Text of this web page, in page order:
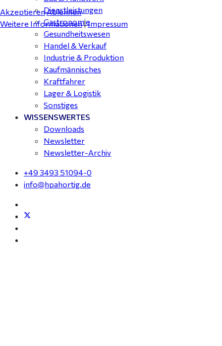
Dienstleistungen
Gastronomie
Gesundheitswesen
Handel & Verkauf
Industrie & Produktion
Kaufmännisches
Kraftfahrer
Lager & Logistik
Sonstiges
WISSENSWERTES
Downloads
Newsletter
Newsletter-Archiv
+49 3493 51094-0
info@hpahortig.de
AkzeptierenAblehnen
Weitere Informationen|Impressum